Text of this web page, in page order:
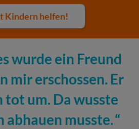
Kindern helfen!
wurde ein Freund
mir erschossen. Er
tot um. Da wusste
abhauen musste.